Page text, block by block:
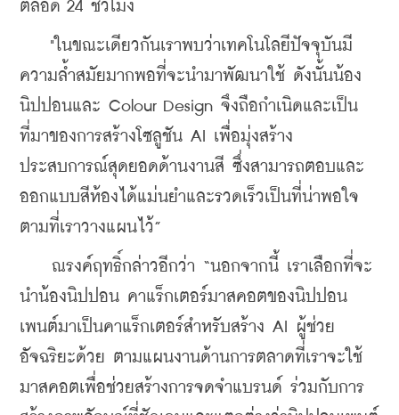
ตลอด 24 ชั่วโมง
"ในขณะเดียวกันเราพบว่าเทคโนโลยีปัจจุบันมี
ความล้ำสมัยมากพอที่จะนำมาพัฒนาใช้ ดังนั้นน้อง
นิปปอนและ Colour Design จึงถือกำเนิดและเป็น
ที่มาของการสร้างโซลูชัน AI เพื่อมุ่งสร้าง
ประสบการณ์สุดยอดด้านงานสี ซึ่งสามารถตอบและ
ออกแบบสีห้องได้แม่นยำและรวดเร็วเป็นที่น่าพอใจ
ตามที่เราวางแผนไว้”
ณรงค์ฤทธิ์กล่าวอีกว่า “นอกจากนี้ เราเลือกที่จะ
นำน้องนิปปอน คาแร็กเตอร์มาสคอตของนิปปอน
เพนต์มาเป็นคาแร็กเตอร์สำหรับสร้าง AI ผู้ช่วย
อัจฉริยะด้วย ตามแผนงานด้านการตลาดที่เราจะใช้
มาสคอตเพื่อช่วยสร้างการจดจำแบรนด์ ร่วมกับการ